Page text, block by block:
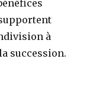
à
succession.